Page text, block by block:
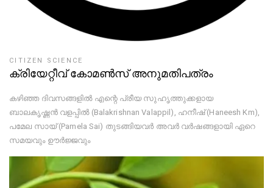
CITIZEN SCIENCE
ക്രിയേറ്റീവ് കോമൺസ് അനുമതിപത്രം
കഴിഞ്ഞ ദിവസങ്ങളിൽ എന്റെ പ്രീയ സുഹൃത്തുക്കളായ
ബാലകൃഷ്ണൻ വളപ്പിൽ (Balakrishnan Valappil), ഹനീഷ് (Haneesh Km),
പമേല സായ് (Pamela Sai) തുടങ്ങിയവർ അവർ വർഷങ്ങളായി ഏറെ
സമയവും ഊർജ്ജവും